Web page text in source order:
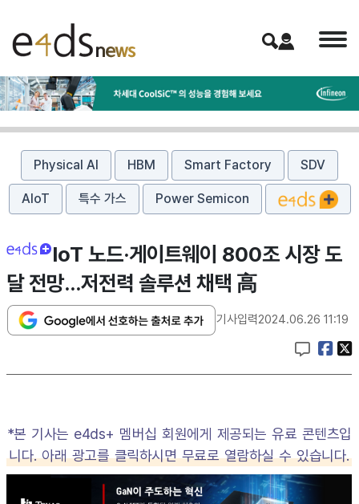
Physical AI HBM Smart Factory SDV
AIoT 특수 가스 Power Semicon
IoT 노드·게이트웨이 800조 시장 도
달 전망...저전력 솔루션 채택 高
기사입력2024.06.26 11:19
*본 기사는 e4ds+ 멤버십 회원에게 제공되는 유료 콘텐츠입
니다. 아래 광고를 클릭하시면 무료로 열람하실 수 있습니다.